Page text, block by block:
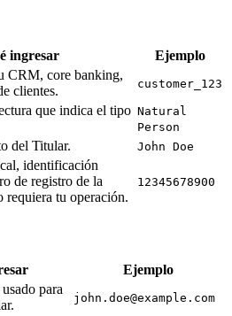
ingresar
Ejemplo
CRM, core banking,
clientes.
customer_123
que indica el tipo Natural
Person
del Titular. John Doe
identificación
de registro de la
requiera tu operación.
12345678900
Ejemplo
para
john.doe@example.com